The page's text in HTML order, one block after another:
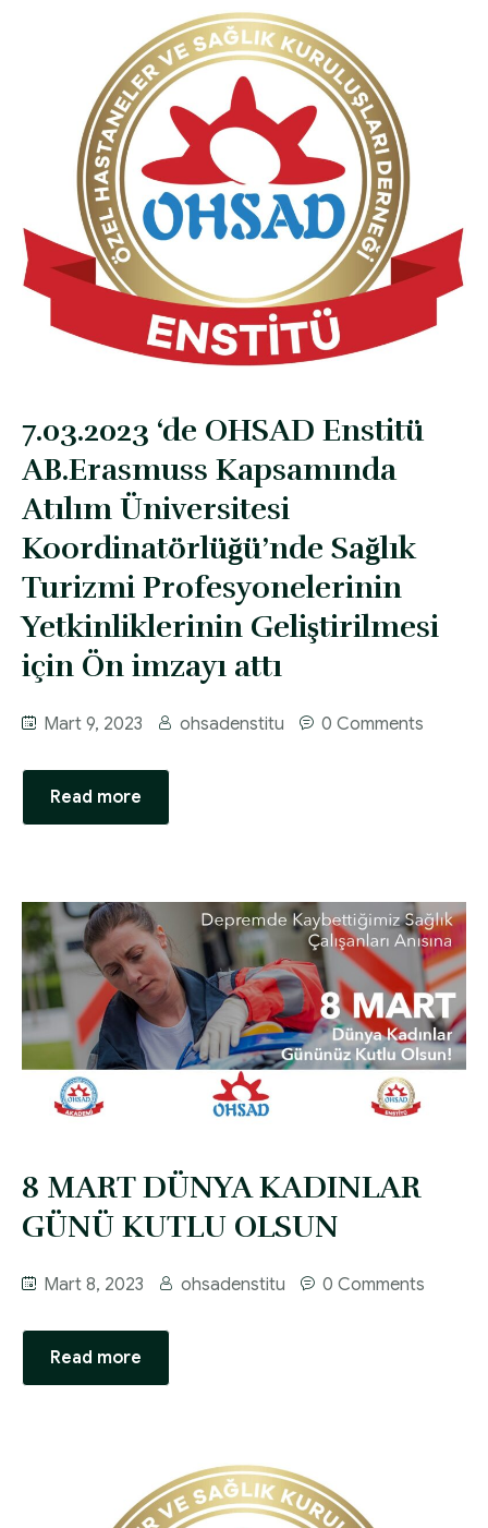
7.03.2023 ‘de OHSAD Enstitü
AB.Erasmuss Kapsamında
Atılım Üniversitesi
Koordinatörlüğü’nde Sağlık
Turizmi Profesyonelerinin
Yetkinliklerinin Geliştirilmesi
için Ön imzayı attı
Mart 9, 2023 ohsadenstitu 0 Comments
Read more
8 MART DÜNYA KADINLAR
GÜNÜ KUTLU OLSUN
Mart 8, 2023 ohsadenstitu 0 Comments
Read more